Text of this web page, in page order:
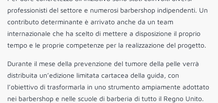
professionisti del settore e numerosi barbershop indipendenti. Un
contributo determinante è arrivato anche da un team
internazionale che ha scelto di mettere a disposizione il proprio
tempo e le proprie competenze per la realizzazione del progetto.
Durante il mese della prevenzione del tumore della pelle verrà
distribuita un’edizione limitata cartacea della guida, con
l’obiettivo di trasformarla in uno strumento ampiamente adottato
nei barbershop e nelle scuole di barberia di tutto il Regno Unito.